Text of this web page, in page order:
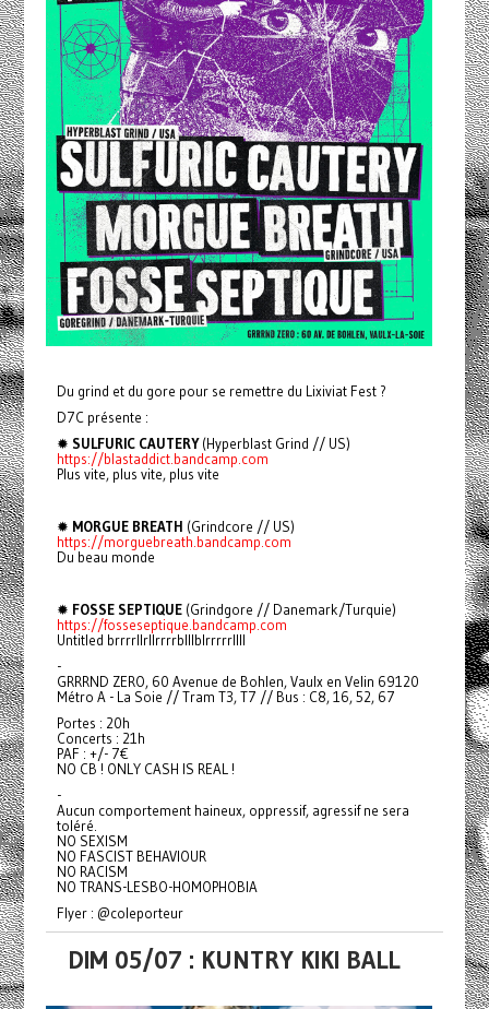
Du grind et du gore pour se remettre du Lixiviat Fest ?
D7C présente :
✹ SULFURIC CAUTERY(Hyperblast Grind // US)
https://blastaddict.bandcamp.com
Plus vite, plus vite, plus vite
✹ MORGUE BREATH (Grindcore // US)
https://morguebreath.bandcamp.com
Du beau monde
✹ FOSSE SEPTIQUE(Grindgore // Danemark/Turquie)
https://fosseseptique.bandcamp.com
Untitled brrrrllrllrrrrblllblrrrrrllll
-
GRRRND ZERO, 60 Avenue de Bohlen, Vaulx en Velin 69120
Métro A - La Soie // Tram T3, T7 // Bus : C8, 16, 52, 67
Portes : 20h
Concerts : 21h
PAF : +/- 7€
NO CB ! ONLY CASH IS REAL !
-
Aucun comportement haineux, oppressif, agressif ne sera
toléré.
NO SEXISM
NO FASCIST BEHAVIOUR
NO RACISM
NO TRANS-LESBO-HOMOPHOBIA
Flyer : @coleporteur
DIM 05/07 : KUNTRY KIKI BALL